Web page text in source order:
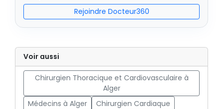
Rejoindre Docteur360
Voir aussi
Chirurgien Thoracique et Cardiovasculaire à
Alger
Médecins à Alger
Chirurgien Cardiaque